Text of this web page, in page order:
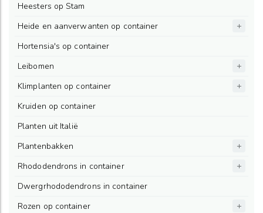
Heesters op Stam
Heide en aanverwanten op container
Hortensia's op container
Leibomen
Klimplanten op container
Kruiden op container
Planten uit Italië
Plantenbakken
Rhododendrons in container
Dwergrhododendrons in container
Rozen op container